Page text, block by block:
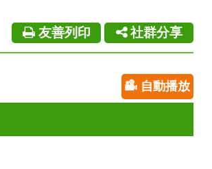
友善列印 社群分享
自動播放